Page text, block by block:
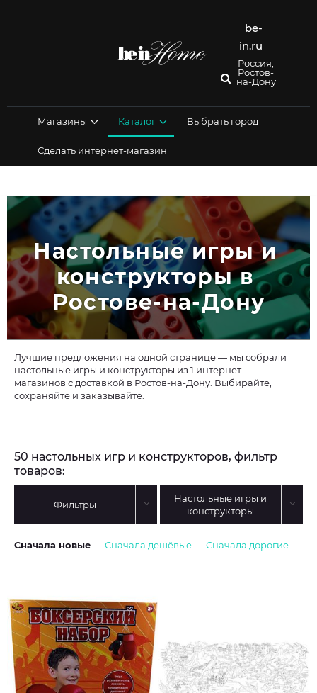
be-
in.ru
Россия,
Ростов-
на-Дону
Магазины Каталог Выбрать город
Сделать интернет-магазин
Настольные игры и
конструкторы в
Ростове-на-Дону
Лучшие предложения на одной странице — мы собрали
настольные игры и конструкторы из 1 интернет-
магазинов с доставкой в Ростов-на-Дону. Выбирайте,
сохраняйте и заказывайте.
50 настольных игр и конструкторов, фильтр
товаров:
Фильтры
Настольные игры и
конструкторы
Сначала новые Сначала дешёвые Сначала дорогие